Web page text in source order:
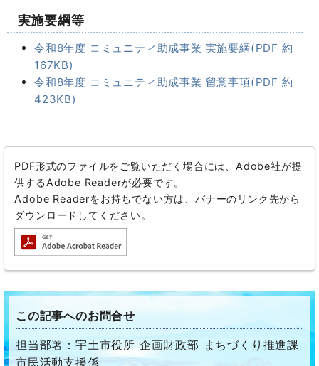
実施要綱等
令和8年度 コミュニティ助成事業 実施要綱(PDF 約
167KB)
令和8年度 コミュニティ助成事業 留意事項(PDF 約
423KB)
PDF形式のファイルをご覧いただく場合には、Adobe社が提
供するAdobe Readerが必要です。
Adobe Readerをお持ちでない方は、バナーのリンク先から
ダウンロードしてください。
この記事へのお問合せ
担当部署：宇土市役所 企画財政部 まちづくり推進課
市民活動支援係